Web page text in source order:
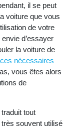
il se peut
voiture que vous
de votre
d’essayer
la voiture de
nécessaires
vous êtes alors
de
tout
souvent utilisé